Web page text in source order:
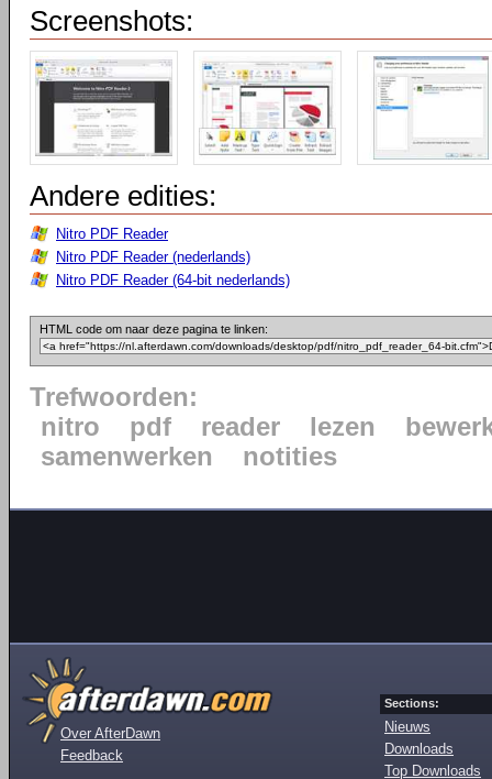
Screenshots:
Andere edities:
Nitro PDF Reader
Nitro PDF Reader (nederlands)
Nitro PDF Reader (64-bit nederlands)
HTML code om naar deze pagina te linken:
Trefwoorden:
nitro
pdf reader lezen
samenwerken
notities
Over AfterDawn
Feedback
Sections:
Nieuws
Downloads
Top Downloads